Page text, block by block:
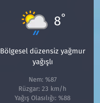
8°
Bölgesel düzensiz yağmur
yağışlı
Nem: %87
Rüzgar: 23 km/h
Yağış Olasılığı: %88